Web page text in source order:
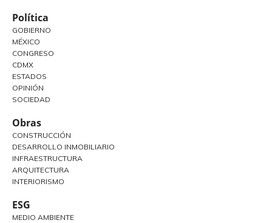
Política
GOBIERNO
MÉXICO
CONGRESO
CDMX
ESTADOS
OPINIÓN
SOCIEDAD
Obras
CONSTRUCCIÓN
DESARROLLO INMOBILIARIO
INFRAESTRUCTURA
ARQUITECTURA
INTERIORISMO
ESG
MEDIO AMBIENTE